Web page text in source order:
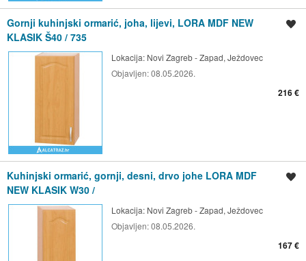
Gornji kuhinjski ormarić, joha, lijevi, LORA MDF NEW
KLASIK Š40 / 735
Lokacija: Novi Zagreb - Zapad, Ježdovec
Objavljen:08.05.2026.
216 €
Kuhinjski ormarić, gornji, desni, drvo johe LORA MDF
NEW KLASIK W30 /
Lokacija: Novi Zagreb - Zapad, Ježdovec
Objavljen:08.05.2026.
167 €